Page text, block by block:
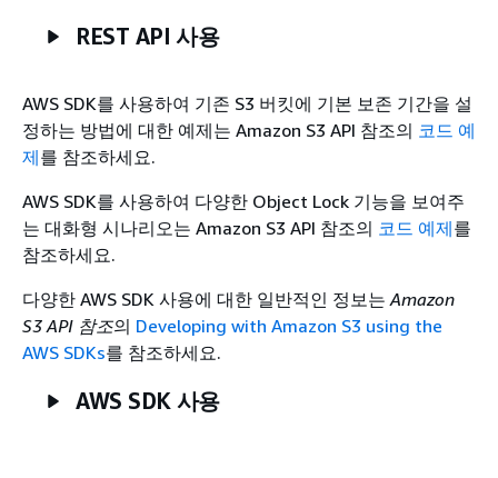
REST API 사용
AWS SDK를 사용하여 기존 S3 버킷에 기본 보존 기간을 설
정하는 방법에 대한 예제는 Amazon S3 API 참조의 코드 예
제를 참조하세요.
AWS SDK를 사용하여 다양한 Object Lock 기능을 보여주
는 대화형 시나리오는 Amazon S3 API 참조의 코드 예제를
참조하세요.
다양한 AWS SDK 사용에 대한 일반적인 정보는 Amazon
S3 API 참조의 Developing with Amazon S3 using the
AWS SDKs를 참조하세요.
AWS SDK 사용